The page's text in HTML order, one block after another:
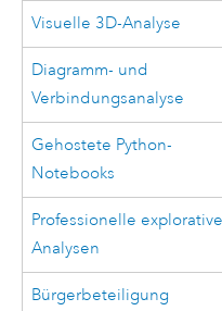
Visuelle 3D-Analyse
Diagramm- und
Verbindungsanalyse
Gehostete Python-
Notebooks
Professionelle explorative
Analysen
Bürgerbeteiligung